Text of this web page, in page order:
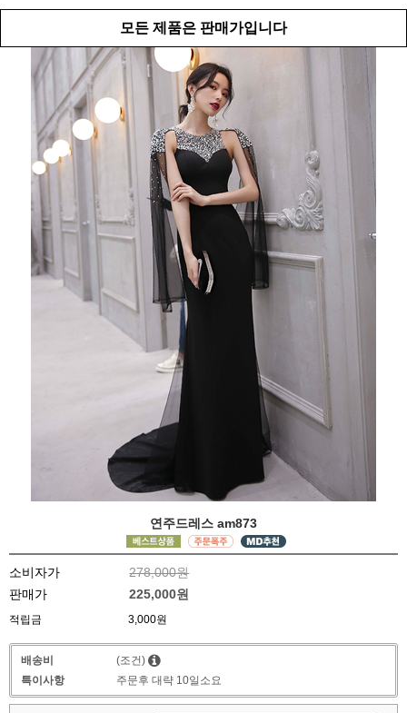
모든 제품은 판매가입니다
연주드레스 am873
소비자가
278,000원
판매가
225,000원
적립금 3,000원
배송비
(조건)
특이사항
주문후 대략 10일소요